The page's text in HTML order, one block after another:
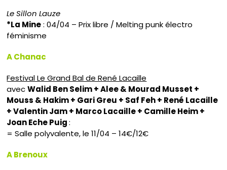
Le Sillon Lauze
*La Mine: 04/04 – Prix libre / Melting punk électro
féminisme
A Chanac
Festival Le Grand Bal de René Lacaille
avecWalid Ben Selim + Alee & Mourad Musset +
Mouss & Hakim + Gari Greu + Saf Feh + René Lacaille
+ Valentin Jam + Marco Lacaille + Camille Heim +
Joan Eche Puig:
= Salle polyvalente, le 11/04 – 14€/12€
A Brenoux